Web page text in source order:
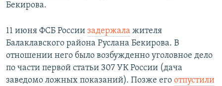
Бекирова.
11 июня ФСБ России задержала жителя
Балаклавского района Руслана Бекирова. В
отношении него было возбужденно уголовное дело
по части первой статьи 307 УК России (дача
заведомо ложных показаний). Позже его отпустили